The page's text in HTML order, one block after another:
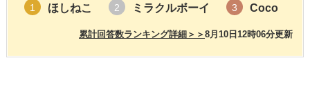
1 ほしねこ 2 ミラクルボーイ 3 Coco
8月10日12時06分更新
累計回答数ランキング詳細＞＞